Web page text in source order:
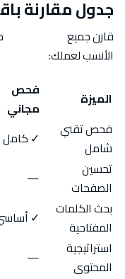
جدول مقارنة
قارن جميع
الأنسب لعملك:
الميزة
فحص
مجاني
فحص تقني
شامل
✓ كامل
تحسين
الصفحات
—
بحث الكلمات
المفتاحية
✓
استراتيجية
المحتوى
—